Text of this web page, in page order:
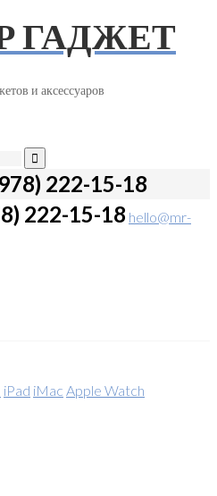
ГАДЖЕТ
и аксессуаров
222-15-18
222-15-18 hello@mr-
iPad iMac Apple Watch